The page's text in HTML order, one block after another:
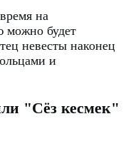
на
можно будет
невесты наконец
и
"Сёз кесмек"